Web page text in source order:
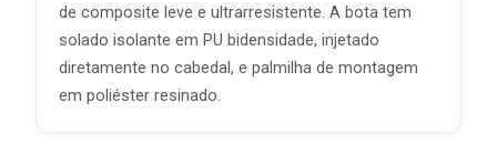
de composite leve e ultrarresistente. A bota tem
solado isolante em PU bidensidade, injetado
diretamente no cabedal, e palmilha de montagem
em poliéster resinado.